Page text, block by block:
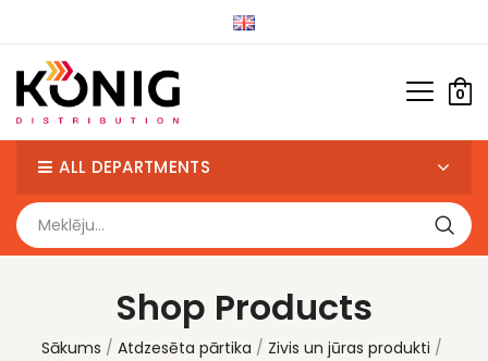
0
ALL DEPARTMENTS
Shop Products
Sākums Atdzesēta pārtika
Zivis un jūras produkti